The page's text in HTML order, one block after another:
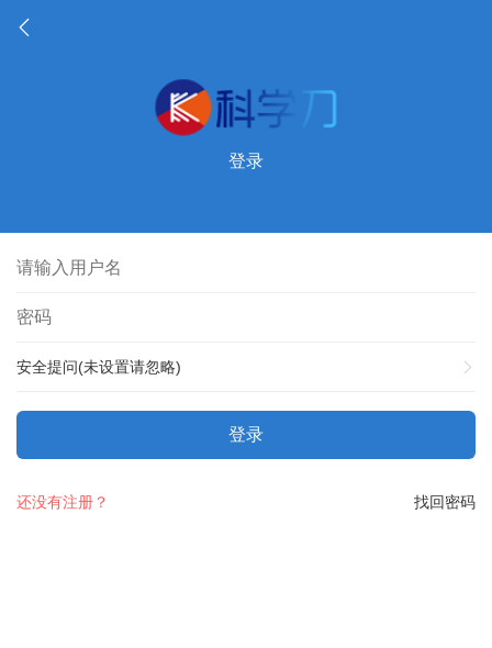
登录
安全提问(未设置请忽略)
登录
找回密码
还没有注册？